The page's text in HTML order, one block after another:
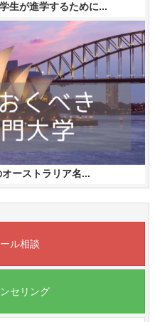
生が進学するために...
ーストラリア名...
ル相談
セリング